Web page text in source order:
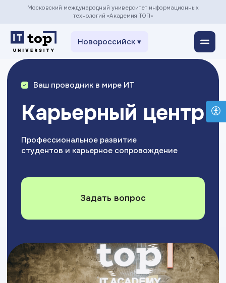
Новороссийск ▾
Московский международный университет информационных
технологий «Академия ТОП»
Карьерный центр
студентов и карьерное сопровождение
Ваш проводник в мире ИТ
Задать вопрос